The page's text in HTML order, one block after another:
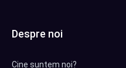
Despre noi
Cine suntem noi?